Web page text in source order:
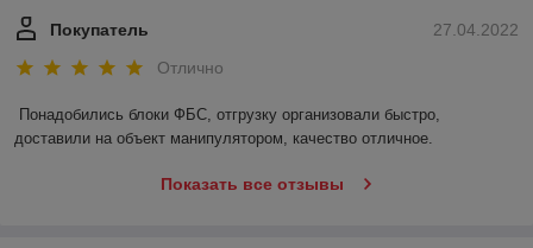
27.04.2022
Покупатель
Отлично
Понадобились блоки ФБС, отгрузку организовали быстро,
доставили на объект манипулятором, качество отличное.
Показать все отзывы